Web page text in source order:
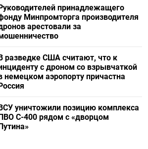
принадлежащего
Минпромторга производителя
арестовали за
разведке США считают, что к
с дроном со взрывчаткой
немецком аэропорту причастна
уничтожили позицию комплекса
С-400 рядом с «дворцом